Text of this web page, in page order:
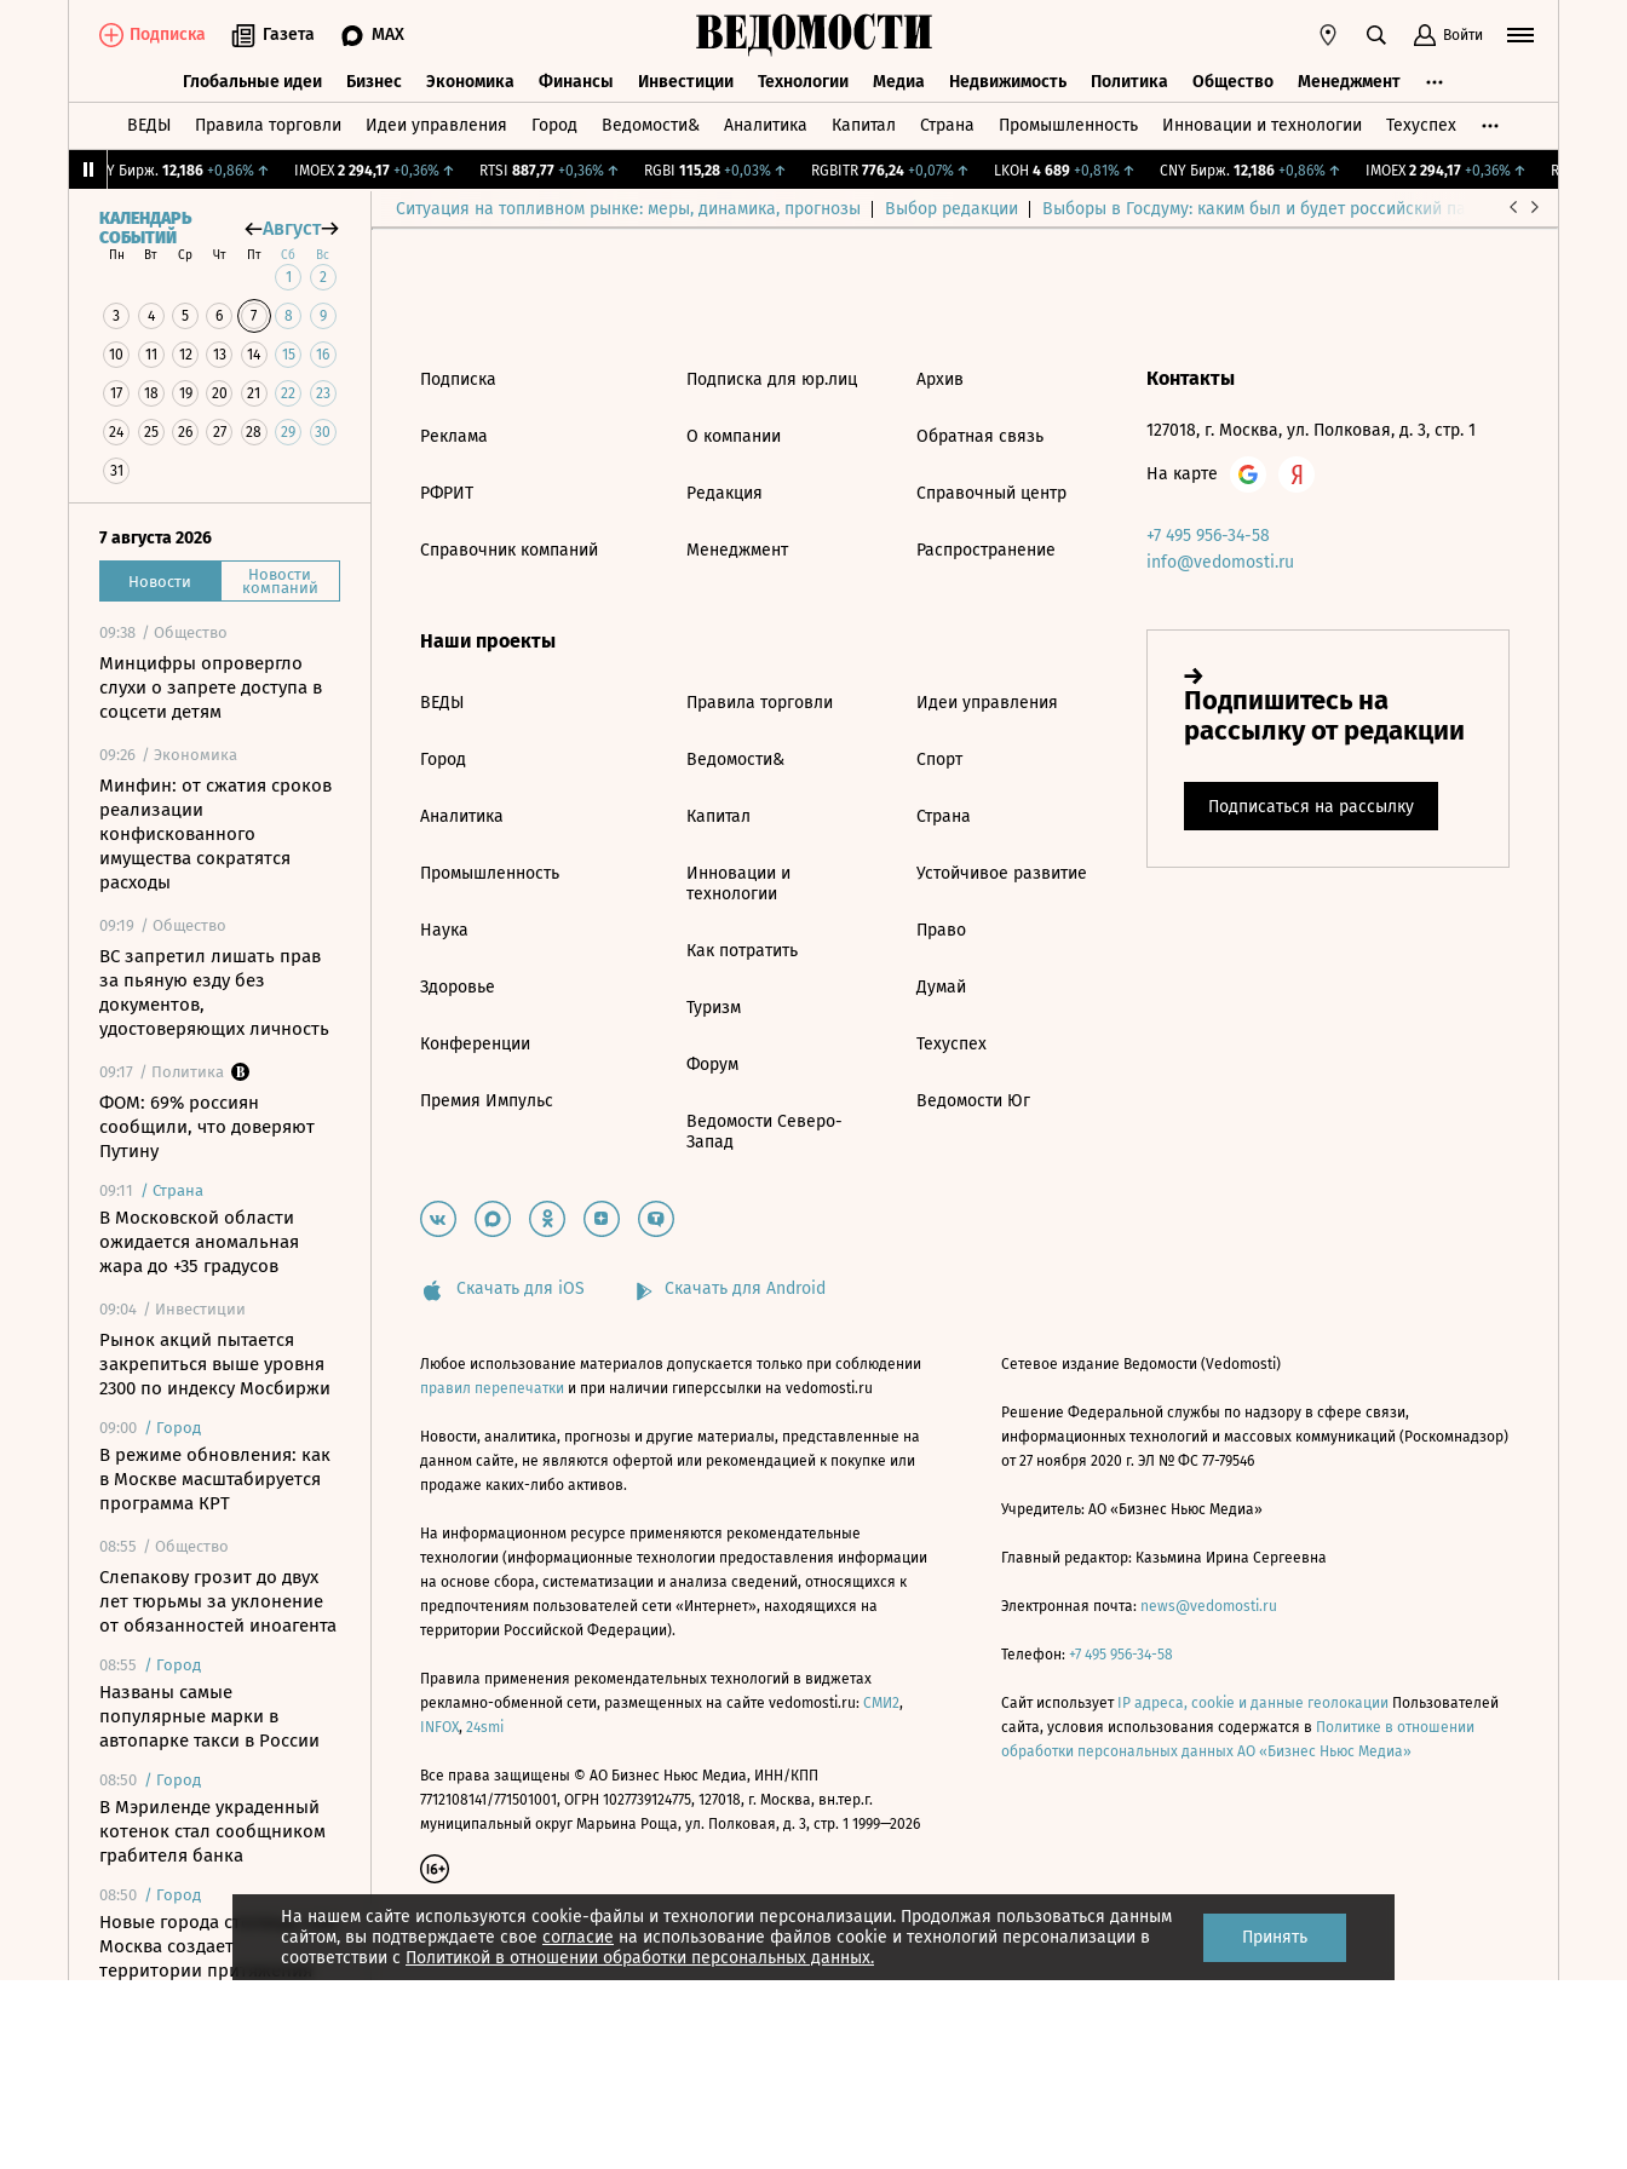
Подписка Газета MAX Войти
Глобальные идеи Бизнес Экономика Финансы Инвестиции Технологии Медиа Недвижимость Политика Общество Менеджмент
ВЕДЫ Правила торговли Идеи управления Город Ведомости& Аналитика Капитал Страна Промышленность Инновации и технологии Техуспех
CNY Бирж. 12,186 +0,86%↑ IMOEX 2 294,17 +0,36%↑ RTSI 887,77 +0,36%↑ RGBI 115,28 +0,03%↑ RGBITR 776,24 +0,07%↑ LKOH 4 689 +0,81%↑ CNY Бирж. 12,186 +0,86%↑ IMOEX 2 294,17 +0,36%↑ RTSI
Ситуация на топливном рынке: меры, динамика, прогнозы Выбор редакции Выборы в Госдуму: каким был и будет российский парламент
КАЛЕНДАРЬ
СОБЫТИЙ
Август
Пн Вт Ср Чт Пт Сб Вс
1 2
3 4 5 6 7 8 9
10 11 12 13 14 15 16
17 18 19 20 21 22 23
24 25 26 27 28 29 30
31
7 августа 2026
Новости Новости
компаний
09:38 / Общество
Минцифры опровергло
слухи о запрете доступа в
соцсети детям
09:26 / Экономика
Минфин: от сжатия сроков
реализации
конфискованного
имущества сократятся
расходы
09:19 / Общество
ВС запретил лишать прав
за пьяную езду без
документов,
удостоверяющих личность
09:17 / Политика
ФОМ: 69% россиян
сообщили, что доверяют
Путину
09:11 / Страна
В Московской области
ожидается аномальная
жара до +35 градусов
09:04 / Инвестиции
Рынок акций пытается
закрепиться выше уровня
2300 по индексу Мосбиржи
09:00 / Город
В режиме обновления: как
в Москве масштабируется
программа КРТ
08:55 / Общество
Слепакову грозит до двух
лет тюрьмы за уклонение
от обязанностей иноагента
08:55 / Город
Названы самые
популярные марки в
автопарке такси в России
08:50 / Город
В Мэриленде украденный
котенок стал сообщником
грабителя банка
08:50 / Город
Новые города столицы: как
Москва создает
территории притяжения
На нашем сайте используются cookie-файлы и технологии персонализации. Продолжая пользоваться данным
сайтом, вы подтверждаете свое согласие на использование файлов cookie и технологий персонализации в
соответствии с Политикой в отношении обработки персональных данных.
Принять
Подписка
Реклама
РФРИТ
Справочник компаний
Подписка для юр.лиц
О компании
Редакция
Менеджмент
Архив
Обратная связь
Справочный центр
Распространение
Наши проекты
ВЕДЫ
Город
Аналитика
Промышленность
Наука
Здоровье
Конференции
Премия Импульс
Правила торговли
Ведомости&
Капитал
Инновации и
технологии
Как потратить
Туризм
Форум
Ведомости Северо-
Запад
Идеи управления
Спорт
Страна
Устойчивое развитие
Право
Думай
Техуспех
Ведомости Юг
Контакты
127018, г. Москва, ул. Полковая, д. 3, стр. 1
На карте
+7 495 956-34-58
info@vedomosti.ru
Скачать для iOS Скачать для Android
Любое использование материалов допускается только при соблюдении
правил перепечатки и при наличии гиперссылки на vedomosti.ru
Новости, аналитика, прогнозы и другие материалы, представленные на
данном сайте, не являются офертой или рекомендацией к покупке или
продаже каких-либо активов.
На информационном ресурсе применяются рекомендательные
технологии (информационные технологии предоставления информации
на основе сбора, систематизации и анализа сведений, относящихся к
предпочтениям пользователей сети «Интернет», находящихся на
территории Российской Федерации).
Правила применения рекомендательных технологий в виджетах
рекламно-обменной сети, размещенных на сайте vedomosti.ru: СМИ2,
INFOX, 24smi
Все права защищены © АО Бизнес Ньюс Медиа, ИНН/КПП
7712108141/771501001, ОГРН 1027739124775, 127018, г. Москва, вн.тер.г.
муниципальный округ Марьина Роща, ул. Полковая, д. 3, стр. 1 1999—2026
Сетевое издание Ведомости (Vedomosti)
Решение Федеральной службы по надзору в сфере связи,
информационных технологий и массовых коммуникаций (Роскомнадзор)
от 27 ноября 2020 г. ЭЛ № ФС 77-79546
Учредитель: АО «Бизнес Ньюс Медиа»
Главный редактор: Казьмина Ирина Сергеевна
Электронная почта: news@vedomosti.ru
Телефон: +7 495 956-34-58
Сайт использует IP адреса, cookie и данные геолокации Пользователей
сайта, условия использования содержатся в Политике в отношении
обработки персональных данных АО «Бизнес Ньюс Медиа»